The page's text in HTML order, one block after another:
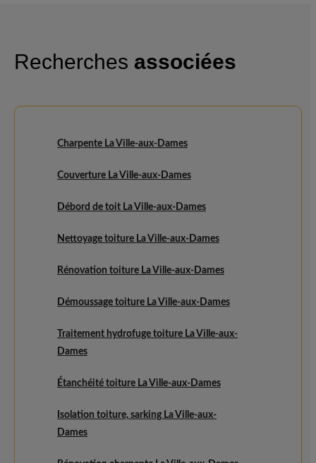
Recherches associées
Charpente La Ville-aux-Dames
Couverture La Ville-aux-Dames
Débord de toit La Ville-aux-Dames
Nettoyage toiture La Ville-aux-Dames
Rénovation toiture La Ville-aux-Dames
Démoussage toiture La Ville-aux-Dames
Traitement hydrofuge toiture La Ville-aux-
Dames
Étanchéité toiture La Ville-aux-Dames
Isolation toiture, sarking La Ville-aux-
Dames